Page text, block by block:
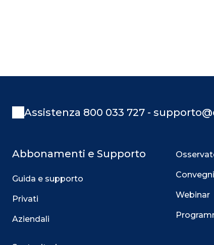
Assistenza 800 033 727 -
Abbonamenti e Supporto
Guida e supporto
Privati
Aziendali
Convegni
Webinar